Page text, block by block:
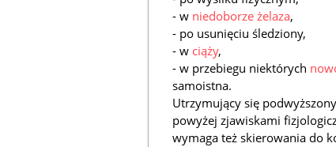
- w niedoborze żelaza,
- po usunięciu śledziony,
- w ciąży,
- w przebiegu niektórych
samoistna.
Utrzymujący się
powyżej zjawiskami
wymaga też skierowania do